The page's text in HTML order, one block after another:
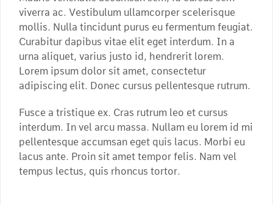
viverra ac. Vestibulum ullamcorper scelerisque
mollis. Nulla tincidunt purus eu fermentum feugiat.
Curabitur dapibus vitae elit eget interdum. In a
urna aliquet, varius justo id, hendrerit lorem.
Lorem ipsum dolor sit amet, consectetur
adipiscing elit. Donec cursus pellentesque rutrum.
Fusce a tristique ex. Cras rutrum leo et cursus
interdum. In vel arcu massa. Nullam eu lorem id mi
pellentesque accumsan eget quis lacus. Morbi eu
lacus ante. Proin sit amet tempor felis. Nam vel
tempus lectus, quis rhoncus tortor.